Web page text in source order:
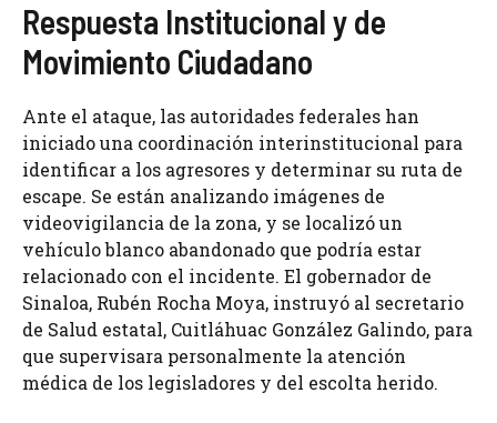
Respuesta Institucional y de
Movimiento Ciudadano
Ante el ataque, las autoridades federales han
iniciado una coordinación interinstitucional para
identificar a los agresores y determinar su ruta de
escape. Se están analizando imágenes de
videovigilancia de la zona, y se localizó un
vehículo blanco abandonado que podría estar
relacionado con el incidente. El gobernador de
Sinaloa, Rubén Rocha Moya, instruyó al secretario
de Salud estatal, Cuitláhuac González Galindo, para
que supervisara personalmente la atención
médica de los legisladores y del escolta herido.